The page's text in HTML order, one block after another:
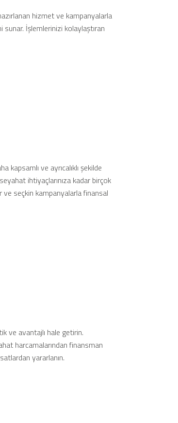
hizmet ve kampanyalarla
sunar. İşlemlerinizi kolaylaştıran
kapsamlı ve ayrıcalıklı şekilde
ihtiyaçlarınıza kadar birçok
seçkin kampanyalarla finansal
ve avantajlı hale getirin.
harcamalarından finansman
yararlanın.